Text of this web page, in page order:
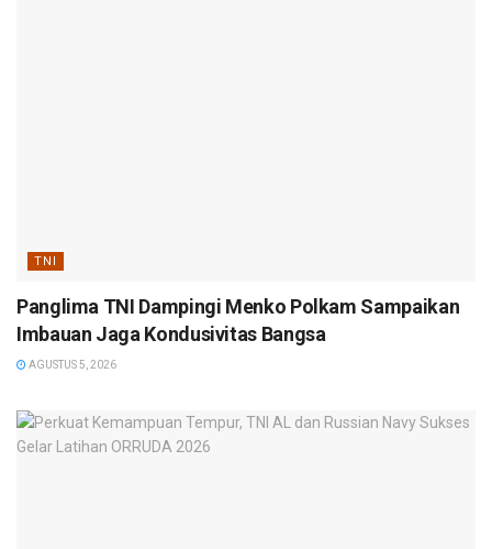
TNI
Panglima TNI Dampingi Menko Polkam Sampaikan
Imbauan Jaga Kondusivitas Bangsa
AGUSTUS 5, 2026